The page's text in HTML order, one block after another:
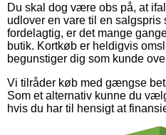
Du skal dog være obs på, at
udlover en vare til en salgspris
fordelagtig, er det mange
butik. Kortkøb er heldigvis
begunstiger dig som kunde
Vi tilråder køb med gængse
Som et alternativ kunne du
hvis du har til hensigt at